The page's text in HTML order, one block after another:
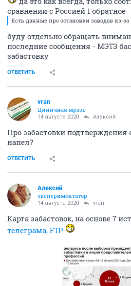
сравнении с Россией 1 обратное
Есть данные про остановки заводов из-за
буду отдельно обращать
последние сообщения - МЭТЗ
забастовку
ОТВЕТИТЬ
vran
Циничная мразь
14 августа 2020 Алексий
Про забастовки подтверждения
напел?
ОТВЕТИТЬ
Алексий
экспериментатор
14 августа 2020 vran
Карта забастовок, на основе 7
телеграма, FTP